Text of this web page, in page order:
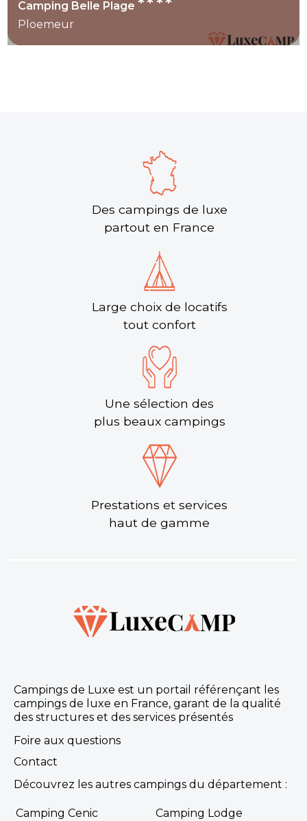
Camping Belle Plage
Ploemeur
Des campings de luxe
partout en France
Large choix de locatifs
tout confort
Une sélection des
plus beaux campings
Prestations et services
haut de gamme
Campings de Luxe est un portail référençant les
campings de luxe en France, garant de la qualité
des structures et des services présentés
Foire aux questions
Contact
Découvrez les autres campings du département :
Camping Cenic
Camping Lodge